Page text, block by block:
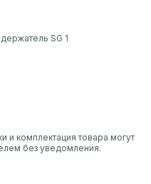
SG 1
и комплектация товара могут
без уведомления.